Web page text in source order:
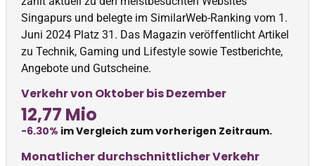
Singapurs und belegte im SimilarWeb-Ranking vom 1.
Juni 2024 Platz 31. Das Magazin veröffentlicht Artikel
zu Technik, Gaming und Lifestyle sowie Testberichte,
Angebote und Gutscheine.
Verkehr von Oktober bis Dezember
12,77 Mio
-6.30% im Vergleich zum vorherigen Zeitraum.
Monatlicher durchschnittlicher Verkehr